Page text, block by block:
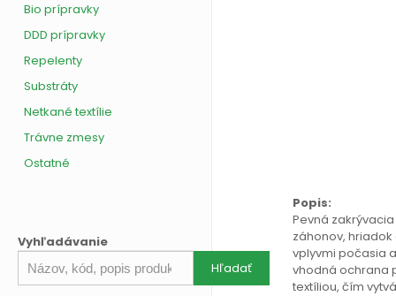
Popis:
Pevná
záhonov,
vplyvmi počasia
vhodná ochrana
textíliou, čím
Bio prípravky
DDD prípravky
Repelenty
Substráty
Netkané textílie
Trávne zmesy
Ostatné
Vyhľadávanie
produkt
Hľadať